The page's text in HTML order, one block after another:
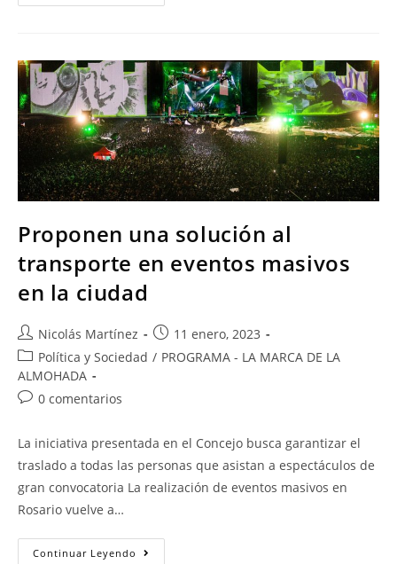
Proponen una solución al
transporte en eventos masivos
en la ciudad
Nicolás Martínez
11 enero, 2023
Política y Sociedad / PROGRAMA - LA MARCA DE LA
ALMOHADA
0 comentarios
La iniciativa presentada en el Concejo busca garantizar el
traslado a todas las personas que asistan a espectáculos de
gran convocatoria La realización de eventos masivos en
Rosario vuelve a…
Continuar Leyendo